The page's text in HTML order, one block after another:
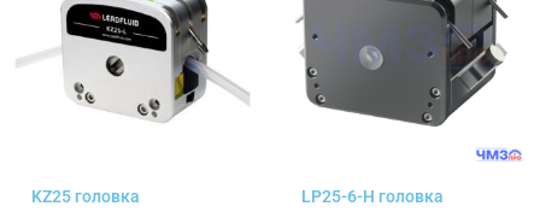
KZ25 головка
LP25-6-H головка